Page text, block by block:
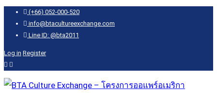
(+66) 052-000-520
info@btacultureexchange.com
Line ID: @bta2011
Log in Register